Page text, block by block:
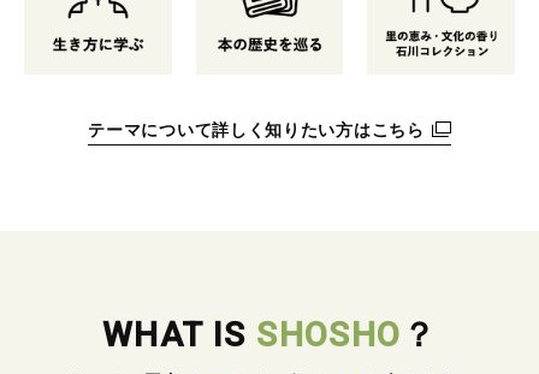
テーマについて詳しく知りたい方はこちら
WHAT IS SHOSHO ？